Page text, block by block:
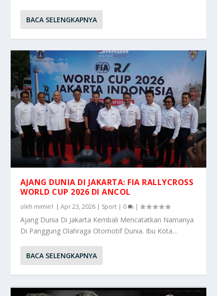
BACA SELENGKAPNYA
AJANG DUNIA DI JAKARTA: FIA RALLYCROSS
WORLD CUP 2026 DI ANCOL
oleh mimin1 |Apr 23, 2026 | Sport | 0 |
Ajang Dunia Di Jakarta Kembali Mencatatkan Namanya
Di Panggung Olahraga Otomotif Dunia. Ibu Kota...
BACA SELENGKAPNYA